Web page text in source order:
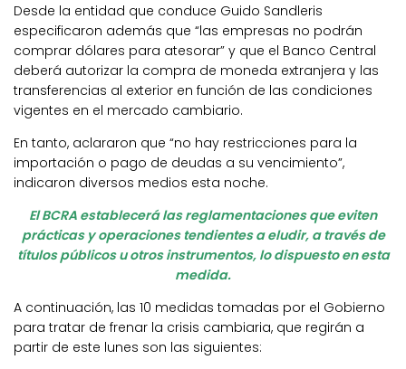
Desde la entidad que conduce Guido Sandleris
especificaron además que “las empresas no podrán
comprar dólares para atesorar” y que el Banco Central
deberá autorizar la compra de moneda extranjera y las
transferencias al exterior en función de las condiciones
vigentes en el mercado cambiario.
En tanto, aclararon que “no hay restricciones para la
importación o pago de deudas a su vencimiento”,
indicaron diversos medios esta noche.
El BCRA establecerá las reglamentaciones que eviten
prácticas y operaciones tendientes a eludir, a través de
títulos públicos u otros instrumentos, lo dispuesto en esta
medida.
A continuación, las 10 medidas tomadas por el Gobierno
para tratar de frenar la crisis cambiaria, que regirán a
partir de este lunes son las siguientes: